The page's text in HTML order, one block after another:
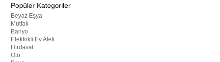
Popüler Kategoriler
Beyaz Eşya
Mutfak
Banyo
Elektrikli Ev Aleti
Hırdavat
Oto